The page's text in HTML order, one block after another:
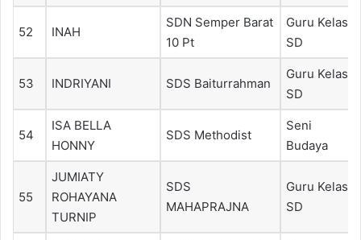
52 INAH
SDN Semper Barat
10 Pt
Guru Kelas
SD
53 INDRIYANI SDS Baiturrahman
Guru Kelas
SD
54
ISA BELLA
HONNY
SDS Methodist
Seni
Budaya
55
JUMIATY
ROHAYANA
TURNIP
SDS
MAHAPRAJNA
Guru Kelas
SD